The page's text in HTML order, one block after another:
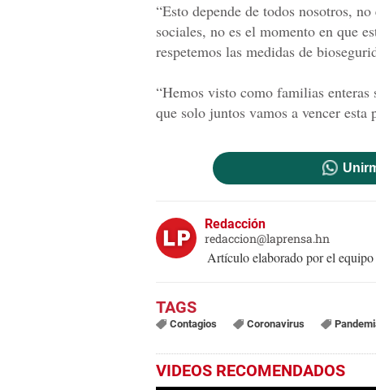
“Esto depende de todos nosotros,
sociales, no es el momento en que
respetemos las medidas de
“Hemos visto como familias
que solo juntos vamos a vencer esta
Redacción
redaccion@laprensa.hn
Artículo elaborado por el
Contagios Coronavirus
VIDEOS RECOMENDADOS